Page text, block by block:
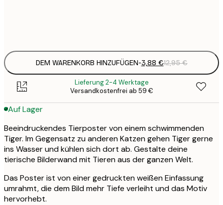
DEM WARENKORB HINZUFÜGEN-3,88 €12,95 €
Lieferung 2-4 Werktage
Versandkostenfrei ab 59 €
Auf Lager
Beeindruckendes Tierposter von einem schwimmenden
Tiger. Im Gegensatz zu anderen Katzen gehen Tiger gerne
ins Wasser und kühlen sich dort ab. Gestalte deine
tierische Bilderwand mit Tieren aus der ganzen Welt.
Das Poster ist von einer gedruckten weißen Einfassung
umrahmt, die dem Bild mehr Tiefe verleiht und das Motiv
hervorhebt.